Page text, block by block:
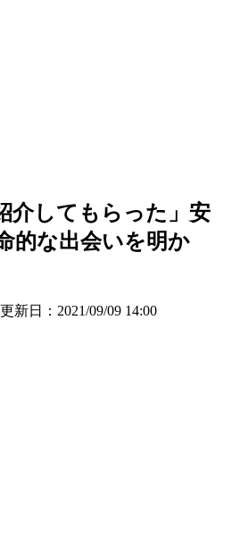
介してもらった」安
的な出会いを明か
新日： 2021/09/09 14:00